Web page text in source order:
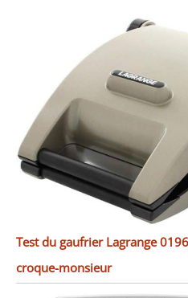
Test du gaufrier Lagrange
croque-monsieur